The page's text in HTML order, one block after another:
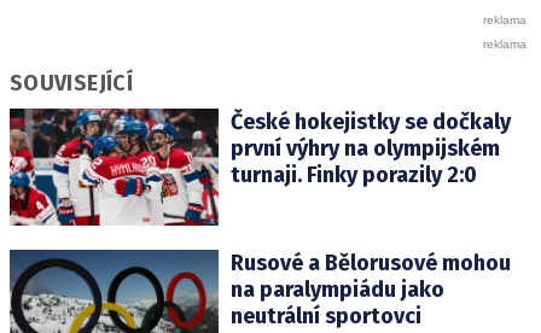
SOUVISEJÍCÍ
České hokejistky se dočkaly
první výhry na olympijském
turnaji. Finky porazily 2:0
Rusové a Bělorusové mohou
na paralympiádu jako
neutrální sportovci